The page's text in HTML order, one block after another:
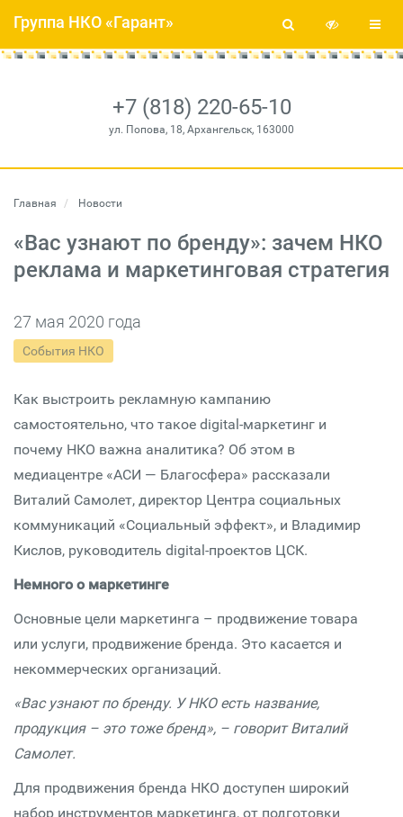
+7 (818) 220-65-10
ул. Попова, 18, Архангельск, 163000
Группа НКО «Гарант»
Главная Новости
«Вас узнают по бренду»: зачем НКО
реклама и маркетинговая стратегия
27 мая 2020 года
События НКО
Как выстроить рекламную кампанию
самостоятельно, что такое digital-маркетинг и
почему НКО важна аналитика? Об этом в
медиацентре «АСИ — Благосфера» рассказали
Виталий Самолет, директор Центра социальных
коммуникаций «Социальный эффект», и Владимир
Кислов, руководитель digital-проектов ЦСК.
Немного о маркетинге
Основные цели маркетинга – продвижение товара
или услуги, продвижение бренда. Это касается и
некоммерческих организаций.
«Вас узнают по бренду. У НКО есть название,
продукция – это тоже бренд», – говорит Виталий
Самолет.
Для продвижения бренда НКО доступен широкий
набор инструментов маркетинга, от подготовки